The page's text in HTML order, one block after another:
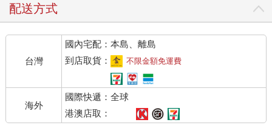
的冰島夏天彷彿已經結束了。由於沒有固定的渡輪來往小島，克
船長從操舵室用沙啞的聲音叫道，「快到了，克里斯欽。」
即使沒人看得到，克里斯欽仍點點頭，把外套多扣上一個釦子，
好抵禦寒意。他盡量往好處想，就算別無收穫，跑這一趟至少換
年約三十的女子站在棧橋旁等他。克里斯欽請漁夫朋友一個半小
時後回來接他。等他回到鎮上，這趟行程會花掉整個早上。
女子朝他伸出手。「我叫歐樂芙．伯倫戴，歡迎來到維澤島。」
她表情嚴肅，沒有笑容。
配送方式
台灣
國內宅配：本島、離島
到店取貨：
不限金額免運費
海外
國際快遞：全球
港澳店取：